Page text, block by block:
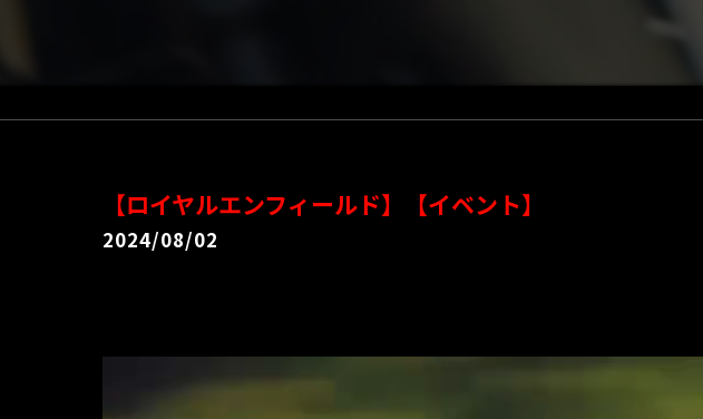
【ロイヤルエンフィールド】【イベント】
2024/08/02